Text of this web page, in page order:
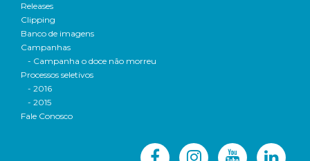
Releases
Clipping
Banco de imagens
Campanhas
- Campanha o doce não morreu
Processos seletivos
- 2016
- 2015
Fale Conosco